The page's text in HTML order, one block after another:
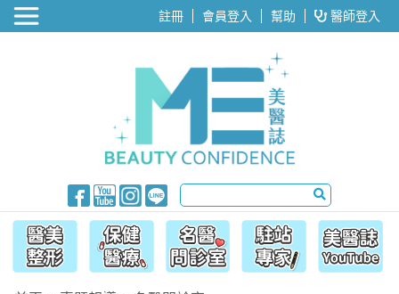
醫美整形 註冊 會員登入 幫助 醫師登入